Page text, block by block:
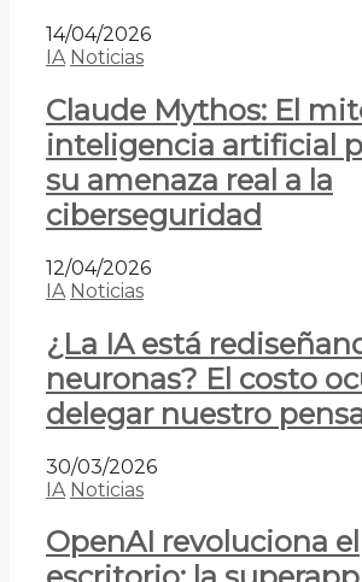
14/04/2026
IA Noticias
Claude Mythos: El
inteligencia artificial
su amenaza real a la
ciberseguridad
12/04/2026
IA Noticias
¿La IA está
neuronas? El costo
delegar nuestro
30/03/2026
IA Noticias
OpenAI revoluciona el